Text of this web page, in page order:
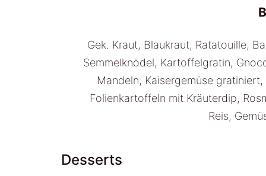
Gek. Kraut, Blaukraut, Ra­ta­touille,
Semmelknödel, Kartoffelgratin,
Mandeln, Kaisergemüse
Folienkartoffeln mit Kräuterdip,
Reis,
Desserts